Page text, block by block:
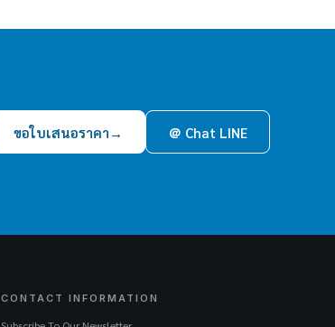
ขอใบเสนอราคา → ＠ Chat LINE
CONTACT INFORMATION